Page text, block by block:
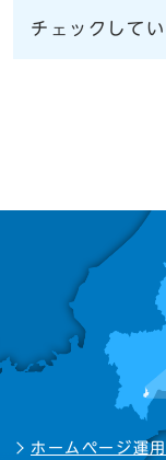
チェックして
ホームページ運